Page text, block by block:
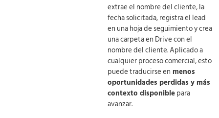
extrae el nombre del cliente, la
fecha solicitada, registra el lead
en una hoja de seguimiento y crea
una carpeta en Drive con el
nombre del cliente. Aplicado a
cualquier proceso comercial, esto
puede traducirse en menos
oportunidades perdidas y más
contexto disponiblepara
avanzar.